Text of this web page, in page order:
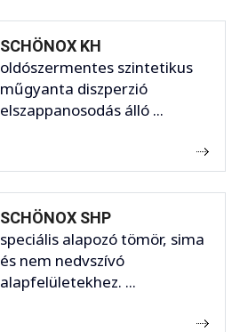
SCHÖNOX KH
oldószermentes szintetikus
műgyanta diszperzió
elszappanosodás álló ...
SCHÖNOX SHP
speciális alapozó tömör, sima
és nem nedvszívó
alapfelületekhez. ...